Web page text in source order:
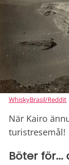
WhiskyBrasil/Reddit
När Kairo
turistresemål!
Böter